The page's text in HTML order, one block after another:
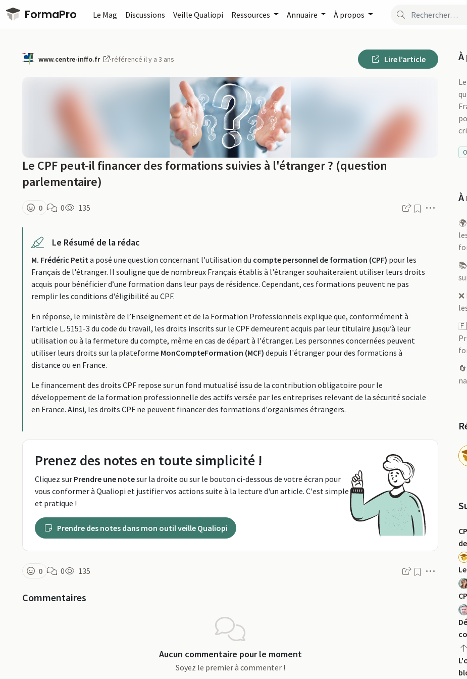
Passer au contenu principal
FormaPro Le Mag Discussions Veille Qualiopi Ressources Annuaire À propos
www.centre-inffo.fr ·référencé il y a 3 ans Lire l’article
Le CPF peut-il financer des formations suivies à l'étranger ? (question
parlementaire)
0 0 135
Le Résumé de la rédac
M. Frédéric Petita posé une question concernant l'utilisation du compte personnel de formation (CPF) pour les
Français de l'étranger. Il souligne que de nombreux Français établis à l'étranger souhaiteraient utiliser leurs droits
acquis pour bénéficier d’une formation dans leur pays de résidence. Cependant, ces formations peuvent ne pas
remplir les conditions d'éligibilité au CPF.
En réponse, le ministère de l’Enseignement et de la Formation Professionnels explique que, conformément à
l’article L. 5151-3 du code du travail, les droits inscrits sur le CPF demeurent acquis par leur titulaire jusqu’à leur
utilisation ou à la fermeture du compte, même en cas de départ à l'étranger. Les personnes concernées peuvent
utiliser leurs droits sur la plateforme MonCompteFormation (MCF) depuis l'étranger pour des formations à
distance ou en France.
Le financement des droits CPF repose sur un fond mutualisé issu de la contribution obligatoire pour le
développement de la formation professionnelle des actifs versée par les entreprises relevant de la sécurité sociale
en France. Ainsi, les droits CPF ne peuvent financer des formations d'organismes étrangers.
Prenez des notes en toute simplicité !
Cliquez sur Prendre une notesur la droite ou sur le bouton ci-dessous de votre écran pour
vous conformer à Qualiopi et justifier vos actions suite à la lecture d'un article. C'est simple
et pratique !
Prendre des notes dans mon outil veille Qualiopi
0 0 135
Commentaires
Aucun commentaire pour le moment
Soyez le premier à commenter !
À